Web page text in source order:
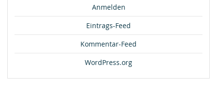
Anmelden
Eintrags-Feed
Kommentar-Feed
WordPress.org